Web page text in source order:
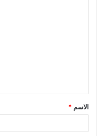
ق
*
الاسم *